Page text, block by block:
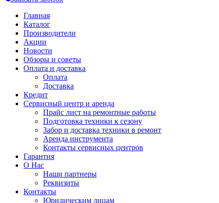
Главная
Каталог
Производители
Акции
Новости
Обзоры и советы
Оплата и доставка
Оплата
Доставка
Кредит
Сервисный центр и аренда
Прайс лист на ремонтные работы
Подготовка техники к сезону
Забор и доставка техники в ремонт
Аренда инструмента
Контакты сервисных центров
Гарантия
О Нас
Наши партнеры
Реквизиты
Контакты
Юридическим лицам